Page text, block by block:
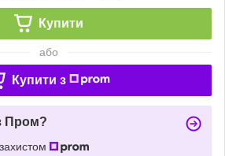
Купити
або
Купити з
Пром?